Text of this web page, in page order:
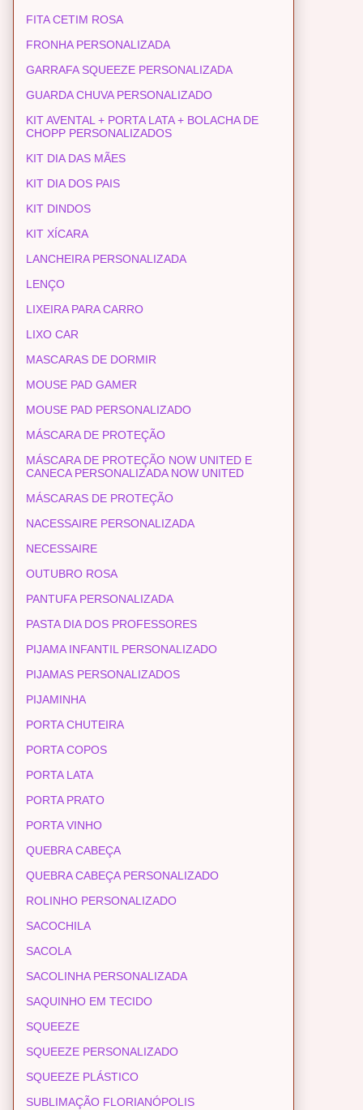
FITA CETIM ROSA
FRONHA PERSONALIZADA
GARRAFA SQUEEZE PERSONALIZADA
GUARDA CHUVA PERSONALIZADO
KIT AVENTAL + PORTA LATA + BOLACHA DE
CHOPP PERSONALIZADOS
KIT DIA DAS MÃES
KIT DIA DOS PAIS
KIT DINDOS
KIT XÍCARA
LANCHEIRA PERSONALIZADA
LENÇO
LIXEIRA PARA CARRO
LIXO CAR
MASCARAS DE DORMIR
MOUSE PAD GAMER
MOUSE PAD PERSONALIZADO
MÁSCARA DE PROTEÇÃO
MÁSCARA DE PROTEÇÃO NOW UNITED E
CANECA PERSONALIZADA NOW UNITED
MÁSCARAS DE PROTEÇÃO
NACESSAIRE PERSONALIZADA
NECESSAIRE
OUTUBRO ROSA
PANTUFA PERSONALIZADA
PASTA DIA DOS PROFESSORES
PIJAMA INFANTIL PERSONALIZADO
PIJAMAS PERSONALIZADOS
PIJAMINHA
PORTA CHUTEIRA
PORTA COPOS
PORTA LATA
PORTA PRATO
PORTA VINHO
QUEBRA CABEÇA
QUEBRA CABEÇA PERSONALIZADO
ROLINHO PERSONALIZADO
SACOCHILA
SACOLA
SACOLINHA PERSONALIZADA
SAQUINHO EM TECIDO
SQUEEZE
SQUEEZE PERSONALIZADO
SQUEEZE PLÁSTICO
SUBLIMAÇÃO FLORIANÓPOLIS